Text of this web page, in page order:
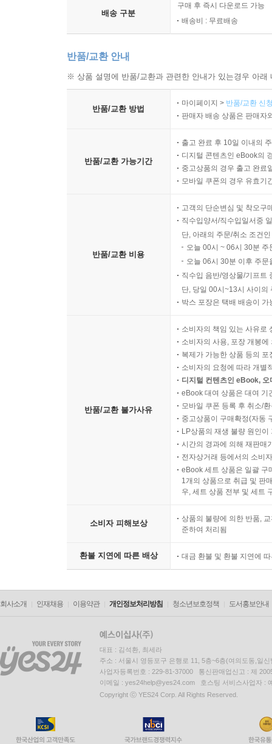
배송 구분
구매 후 즉시 다운로드 가능
배송비 : 무료배송
반품/교환 안내
※ 상품 설명에 반품/교환과 관련한 안내가 있는경우 아
반품/교환 방법
마이페이지 > 반품/교환 신
판매자 배송 상품은 판매자
반품/교환 가능기간
출고 완료 후 10일 이내의
디지털 콘텐츠인 eBook의
중고상품의 경우 출고 완료
모바일 쿠폰의 경우 유효기
반품/교환 비용
고객의 단순변심 및 착오구
직수입양서/직수입일서중
단, 아래의 주문/취소 조건
오늘 00시 ~ 06시 30분
오늘 06시 30분 이후 주
직수입 음반/영상물/기프트
단, 당일 00시~13시 사이의
박스 포장은 택배 배송이
반품/교환 불가사유
소비자의 책임 있는 사유로
소비자의 사용, 포장 개봉
복제가 가능한 상품 등의
소비자의 요청에 따라 개별
디지털 컨텐츠인 eBook,
eBook 대여 상품은 대여 기
모바일 쿠폰 등록 후 취소/
중고상품이 구매확정(자동
LP상품의 재생 불량 원인
시간의 경과에 의해 재판매
전자상거래 등에서의 소비
eBook 세트 상품은 일괄 구
1개의 상품으로 취급 및 판
우, 세트 상품 전부 및 세트
소비자 피해보상
상품의 불량에 의한 반품,
준하여 처리됨
환불 지연에 따른 배상 대금 환불 및 환불 지연에
회사소개 인재채용 이용약관 개인정보처리방침 청소년보호정책 도서홍보안내
대표 : 김석환, 최세라
주소 : 서울시 영등포구 은행로 11, 5층~6층(여의도동,일신
사업자등록번호 : 229-81-37000 통신판매업신고 : 제
이메일 : yes24help@yes24.com 호스팅 서비스사업자 :
Copyright ⓒ YES24 Corp. All Rights Reserved.